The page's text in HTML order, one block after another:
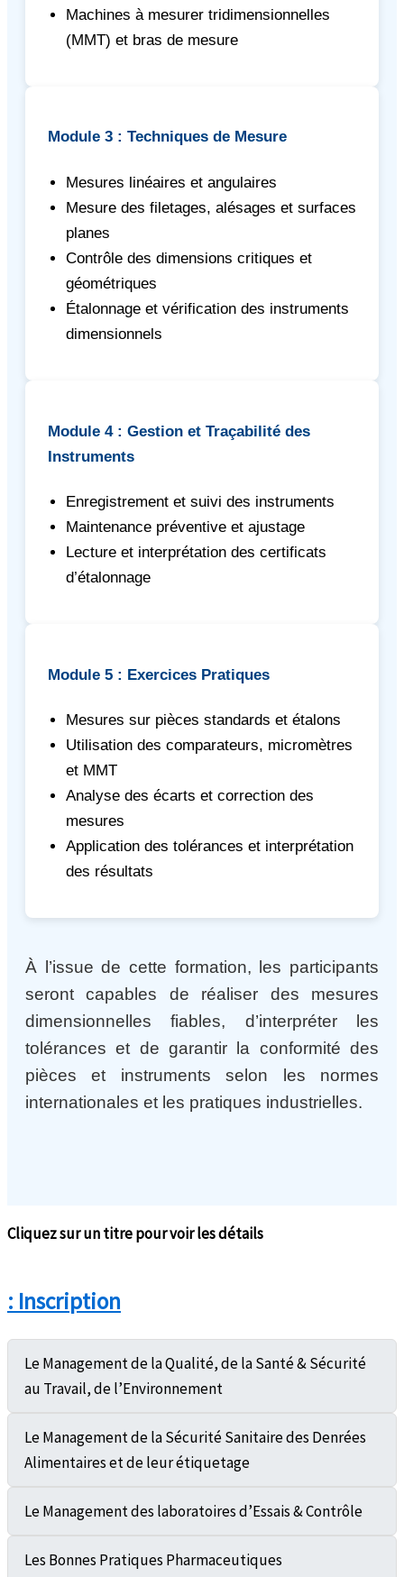
Machines à mesurer tridimensionnelles
(MMT) et bras de mesure
Module 3 : Techniques de Mesure
Mesures linéaires et angulaires
Mesure des filetages, alésages et surfaces
planes
Contrôle des dimensions critiques et
géométriques
Étalonnage et vérification des instruments
dimensionnels
Module 4 : Gestion et Traçabilité des
Instruments
Enregistrement et suivi des instruments
Maintenance préventive et ajustage
Lecture et interprétation des certificats
d’étalonnage
Module 5 : Exercices Pratiques
Mesures sur pièces standards et étalons
Utilisation des comparateurs, micromètres
et MMT
Analyse des écarts et correction des
mesures
Application des tolérances et interprétation
des résultats
À l’issue de cette formation, les participants
seront capables de réaliser des mesures
dimensionnelles fiables, d’interpréter les
tolérances et de garantir la conformité des
pièces et instruments selon les normes
internationales et les pratiques industrielles.
Cliquez sur un titre pour voir les détails
: Inscription
Le Management de la Qualité, de la Santé & Sécurité
au Travail, de l’Environnement
Le Management de la Sécurité Sanitaire des Denrées
Alimentaires et de leur étiquetage
Le Management des laboratoires d’Essais & Contrôle
Les Bonnes Pratiques Pharmaceutiques